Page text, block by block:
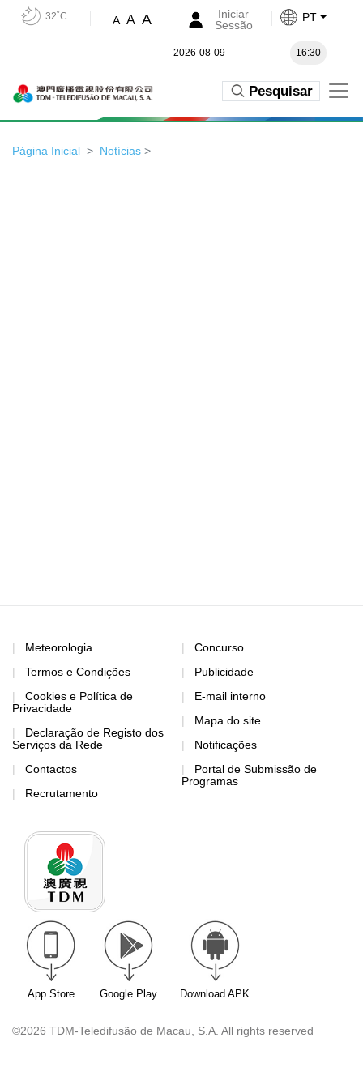
32˚C A A A
Iniciar
Sessão
PT
2026-08-09 16:30
Pesquisar
Página Inicial Notícias >
Meteorologia
Termos e Condições
Cookies e Política de
Privacidade
Declaração de Registo dos
Serviços da Rede
Contactos
Recrutamento
Concurso
Publicidade
E-mail interno
Mapa do site
Notificações
Portal de Submissão de
Programas
App Store Google Play Download APK
©2026 TDM-Teledifusão de Macau, S.A. All rights reserved